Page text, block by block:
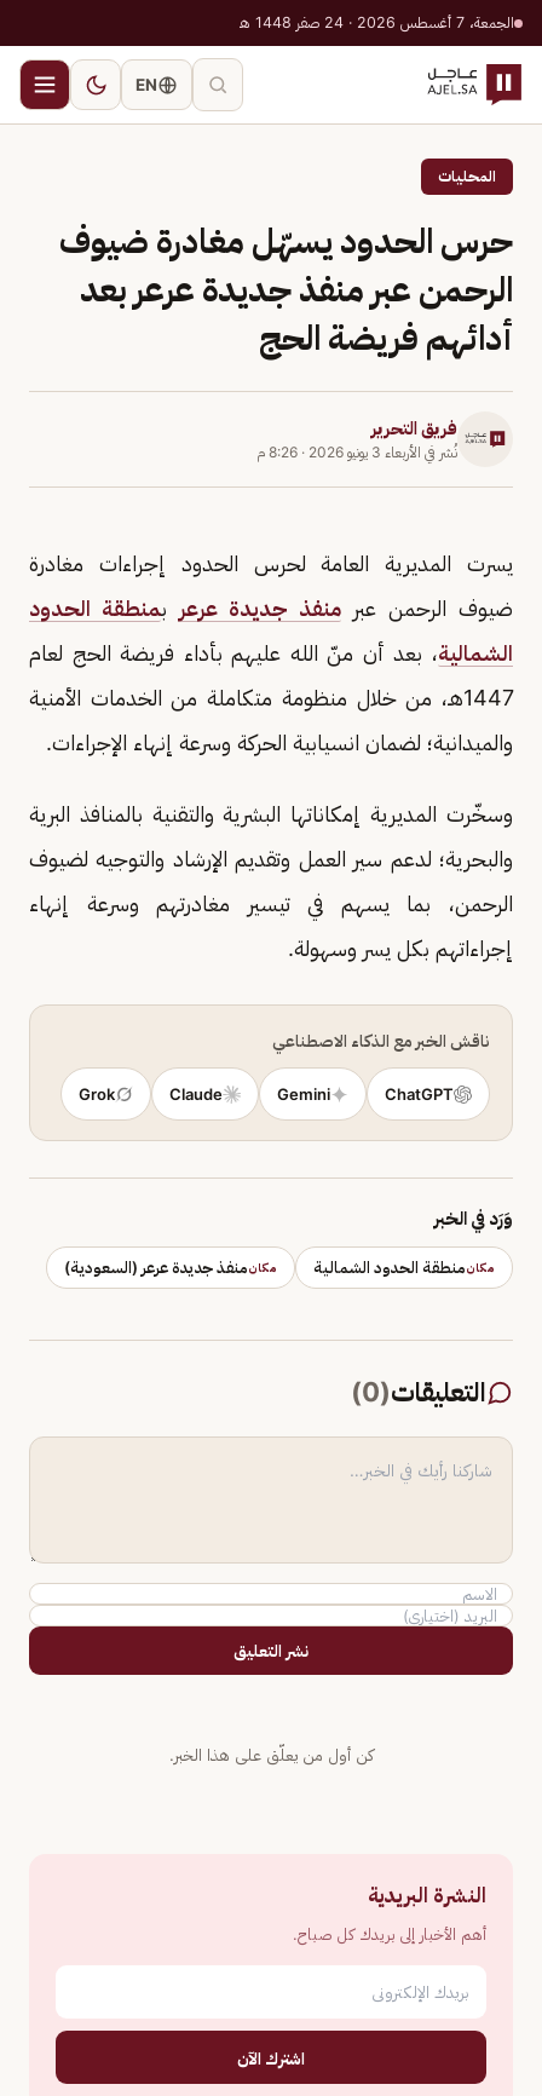
الجمعة، 7 أغسطس 2026 · 24 صفر 1448 هـ
EN
المحليات
حرس الحدود يسهّل مغادرة ضيوف
الرحمن عبر منفذ جديدة عرعر بعد
أدائهم فريضة الحج
فريق التحرير
نُشر في الأربعاء 3 يونيو 2026 · 8:26 م
يسرت المديرية العامة لحرس الحدود إجراءات مغادرة
ضيوف الرحمن عبر منفذ جديدة عرعر بمنطقة الحدود
الشمالية، بعد أن منّ الله عليهم بأداء فريضة الحج لعام
1447هـ، من خلال منظومة متكاملة من الخدمات الأمنية
والميدانية؛ لضمان انسيابية الحركة وسرعة إنهاء الإجراءات.
وسخّرت المديرية إمكاناتها البشرية والتقنية بالمنافذ البرية
والبحرية؛ لدعم سير العمل وتقديم الإرشاد والتوجيه لضيوف
الرحمن، بما يسهم في تيسير مغادرتهم وسرعة إنهاء
إجراءاتهم بكل يسر وسهولة.
ناقش الخبر مع الذكاء الاصطناعي
ChatGPT
Gemini
Claude
Grok
وَرَد في الخبر
مكانمنطقة الحدود الشمالية مكانمنفذ جديدة عرعر (السعودية)
التعليقات(
0
)
نشر التعليق
كن أول من يعلّق على هذا الخبر.
النشرة البريدية
أهم الأخبار إلى بريدك كل صباح.
اشترك الآن